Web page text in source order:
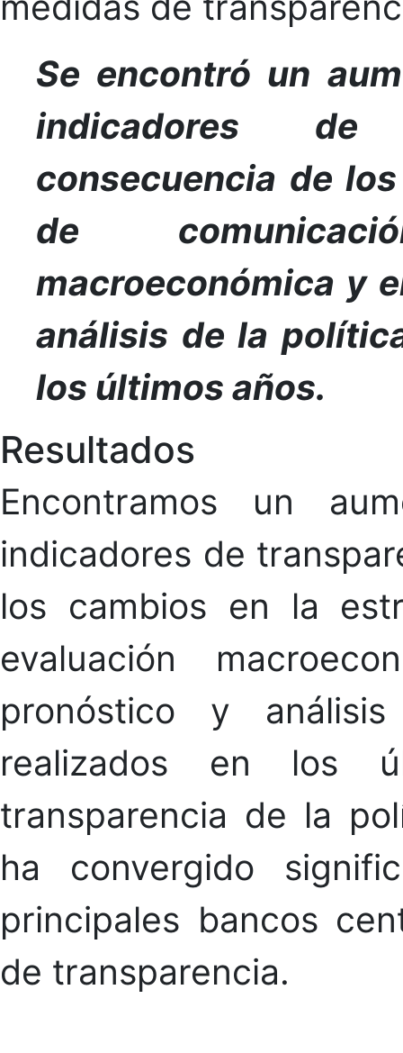
Se encontró un
indicadores de
consecuencia de
de
macroeconómica y
análisis de la
los últimos años.
Resultados
Encontramos un
indicadores de
los cambios en la
evaluación
pronóstico y
realizados en los
transparencia de la
ha convergido
principales bancos
de transparencia.